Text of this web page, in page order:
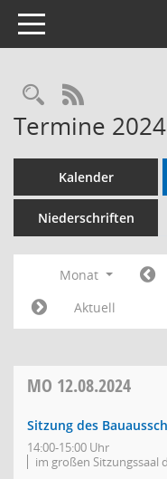
Toggle navigation
RSS-Feed
Termine 2024
Kalender
Niederschriften
Monat
Aktuell
MO 12.08.2024
Sitzung des
14:00-15:00 Uhr
im großen Sitzungssaal